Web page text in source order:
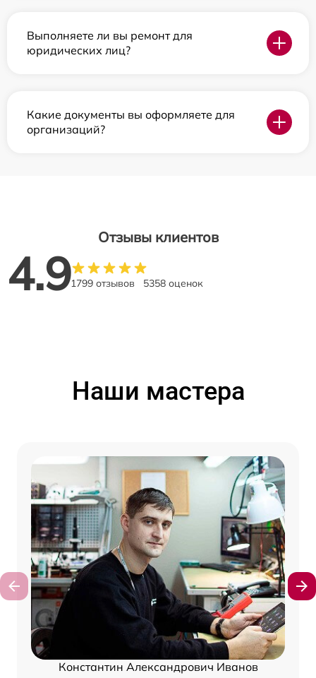
Выполняете ли вы ремонт для
юридических лиц?
Какие документы вы оформляете для
организаций?
Отзывы клиентов
4.91799 отзывов 5358 оценок
Наши мастера
Константин Александрович Иванов